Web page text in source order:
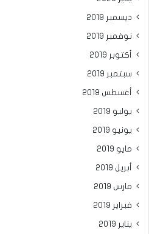
ديسمبر 2019
نوفمبر 2019
أكتوبر 2019
سبتمبر 2019
أغسطس 2019
يوليو 2019
يونيو 2019
مايو 2019
أبريل 2019
مارس 2019
فبراير 2019
يناير 2019